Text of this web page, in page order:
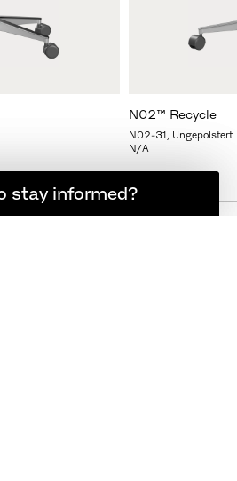
N02™ Recycle
N02-31, Ungepolstert
N/A
informiert bleiben?
stay informed?